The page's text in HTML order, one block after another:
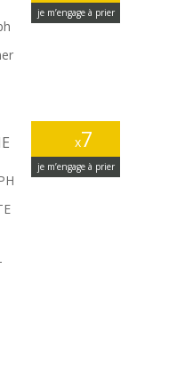
je m’engage à prier
x7
je m’engage à prier